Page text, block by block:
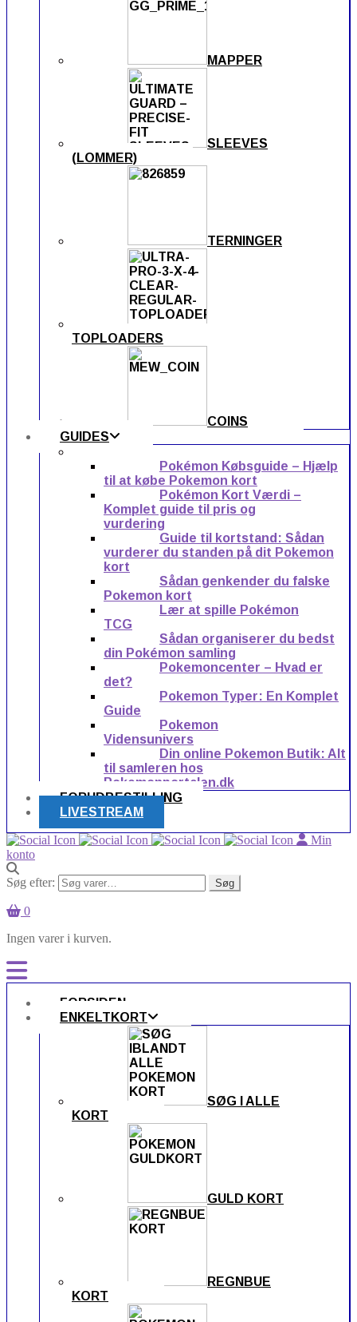
MAPPER
SLEEVES
(LOMMER)
TERNINGER
TOPLOADERS
COINS
GUIDES
Pokémon Købsguide – Hjælp
til at købe Pokemon kort
Pokémon Kort Værdi –
Komplet guide til pris og
vurdering
Guide til kortstand: Sådan
vurderer du standen på dit Pokemon
kort
Sådan genkender du falske
Pokemon kort
Lær at spille Pokémon
TCG
Sådan organiserer du bedst
din Pokémon samling
Pokemoncenter – Hvad er
det?
Pokemon Typer: En Komplet
Guide
Pokemon
Vidensunivers
Din online Pokemon Butik: Alt
til samleren hos
Pokemonportalen.dk
FORUDBESTILLING
LIVESTREAM
Min
konto
Søg efter: Søg
0
Ingen varer i kurven.
FORSIDEN
ENKELTKORT
SØG I ALLE
KORT
GULD KORT
REGNBUE
KORT